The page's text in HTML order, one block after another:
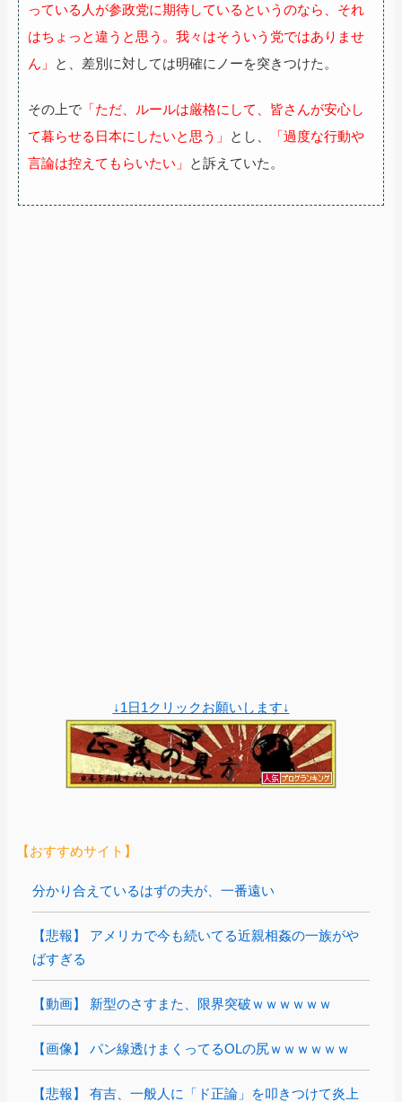
っている人が参政党に期待しているというのなら、それ
はちょっと違うと思う。我々はそういう党ではありませ
ん」
と、差別に対しては明確にノーを突きつけた。
その上で 「ただ、ルールは厳格にして、皆さんが安心し
て暮らせる日本にしたいと思う」
とし、
「過度な行動や
言論は控えてもらいたい」
と訴えていた。
↓1日1クリックお願いします↓
【おすすめサイト】
分かり合えているはずの夫が、一番遠い
【悲報】 アメリカで今も続いてる近親相姦の一族がや
ばすぎる
【動画】 新型のさすまた、限界突破ｗｗｗｗｗｗ
【画像】 パン線透けまくってるOLの尻ｗｗｗｗｗｗ
【悲報】 有吉、一般人に「ド正論」を叩きつけて炎上